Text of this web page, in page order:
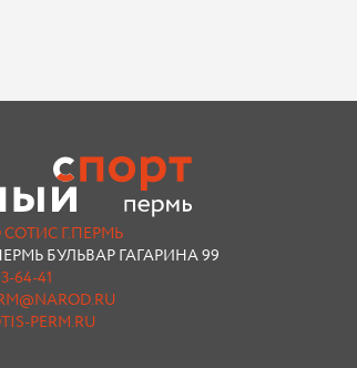
Г.ПЕРМЬ
БУЛЬВАР ГАГАРИНА 99
64-41
PERM.RU